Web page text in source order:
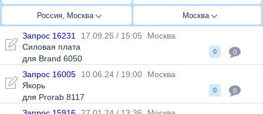
Россия, Москва Москва
Запрос 16231 17.09.25 / 15:05
Москва
Силовая плата
для Brand 6050
0 0
Запрос 16005 10.06.24 / 19:00
Москва
Якорь
для Prorab 8117
0 0